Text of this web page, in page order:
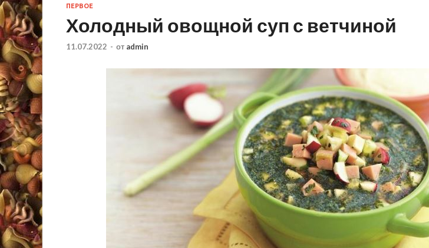
ПЕРВОЕ
Холодный овощной суп с ветчиной
11.07.2022 - от admin